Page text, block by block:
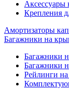
Аксессуары
Крепления
Амортизаторы
Багажники на
Багажники
Багажники
Рейлинги